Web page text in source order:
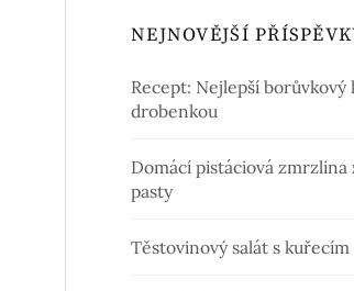
NEJNOVĚJŠÍ
Recept: Nejlepší borůvkový
drobenkou
Domácí pistáciová zmrzlina
pasty
Těstovinový salát s kuřecím